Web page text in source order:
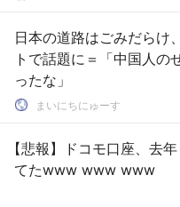
日本の道路はごみだらけ
トで話題に＝「中国人の
ったな」
まいにちにゅーす
【悲報】ドコモ口座、去
てたwww www www